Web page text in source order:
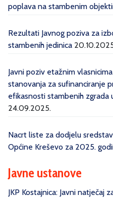
poplava na stambenim
Rezultati Javnog poziva za
stambenih jedinica
Javni poziv etažnim
stanovanja za sufinanciranje
efikasnosti stambenih zgrada
24.09.2025.
Nacrt liste za dodjelu
Općine Kreševo za 2025.
Javne ustanove
JKP Kostajnica: Javni natječaj